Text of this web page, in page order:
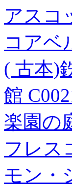
アスコ
コアベ
( 古本)
館
楽園の
フレス
モン・